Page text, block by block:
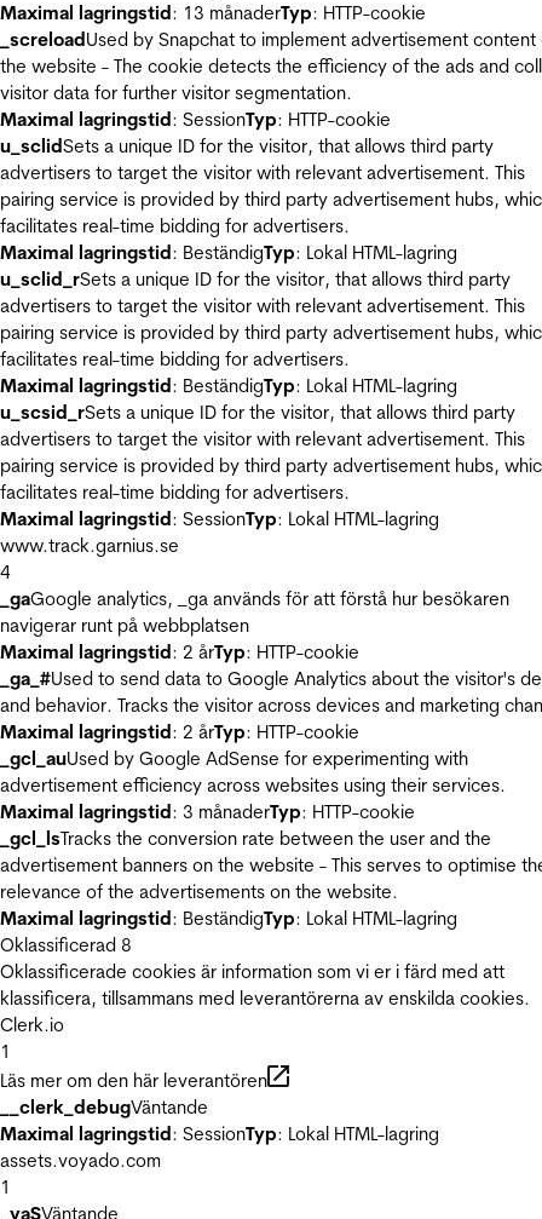
Maximal lagringstid: 13 månaderTyp: HTTP-cookie
_screloadUsed by Snapchat to implement advertisement content
the website - The cookie detects the efficiency of the ads and
visitor data for further visitor segmentation.
Maximal lagringstid: SessionTyp: HTTP-cookie
u_sclidSets a unique ID for the visitor, that allows third party
advertisers to target the visitor with relevant advertisement. This
pairing service is provided by third party advertisement hubs,
facilitates real-time bidding for advertisers.
Maximal lagringstid: BeständigTyp: Lokal HTML-lagring
u_sclid_rSets a unique ID for the visitor, that allows third party
advertisers to target the visitor with relevant advertisement. This
pairing service is provided by third party advertisement hubs,
facilitates real-time bidding for advertisers.
Maximal lagringstid: BeständigTyp: Lokal HTML-lagring
u_scsid_rSets a unique ID for the visitor, that allows third party
advertisers to target the visitor with relevant advertisement. This
pairing service is provided by third party advertisement hubs,
facilitates real-time bidding for advertisers.
Maximal lagringstid: SessionTyp: Lokal HTML-lagring
www.track.garnius.se
4
_gaGoogle analytics, _ga används för att förstå hur besökaren
navigerar runt på webbplatsen
Maximal lagringstid: 2 årTyp: HTTP-cookie
_ga_#Used to send data to Google Analytics about the visitor's
and behavior. Tracks the visitor across devices and marketing
Maximal lagringstid: 2 årTyp: HTTP-cookie
_gcl_auUsed by Google AdSense for experimenting with
advertisement efficiency across websites using their services.
Maximal lagringstid: 3 månaderTyp: HTTP-cookie
_gcl_lsTracks the conversion rate between the user and the
advertisement banners on the website - This serves to optimise
relevance of the advertisements on the website.
Maximal lagringstid: BeständigTyp: Lokal HTML-lagring
Oklassificerad 8
Oklassificerade cookies är information som vi er i färd med att
klassificera, tillsammans med leverantörerna av enskilda cookies.
Clerk.io
1
Läs mer om den här leverantören
__clerk_debugVäntande
Maximal lagringstid: SessionTyp: Lokal HTML-lagring
assets.voyado.com
1
_vaSVäntande